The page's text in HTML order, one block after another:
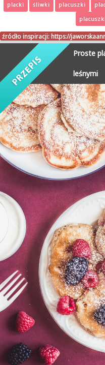
placki śliwki placuszki
źródło inspiracji: https://
Proste
leśnymi